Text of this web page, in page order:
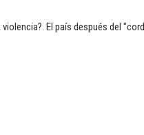
El país después del